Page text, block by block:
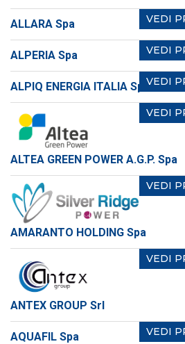
VEDI
ALLARA Spa
VEDI
ALPERIA Spa
VEDI
ALPIQ ENERGIA ITALIA Spa
VEDI
ALTEA GREEN POWER A.G.P. Spa
VEDI
AMARANTO HOLDING Spa
VEDI
ANTEX GROUP Srl
VEDI
AQUAFIL Spa